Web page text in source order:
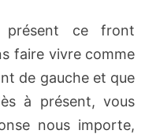
présent ce front
faire vivre comme
de gauche et que
à présent, vous
nous importe,